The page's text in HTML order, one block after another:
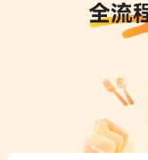
面对面聊增长